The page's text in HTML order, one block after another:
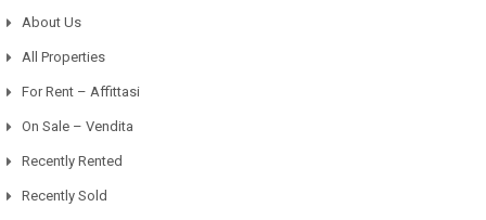
About Us
All Properties
For Rent – Affittasi
On Sale – Vendita
Recently Rented
Recently Sold